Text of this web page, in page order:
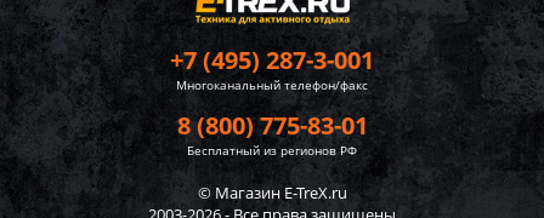
+7 (495) 287-3-001
Многоканальный телефон/факс
8 (800) 775-83-01
Бесплатный из регионов РФ
© Магазин E-TreX.ru